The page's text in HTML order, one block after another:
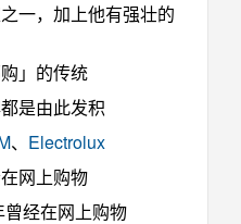
一，加上他有强壮的
」的传统
是由此发积
、 Electrolux
网上购物
经在网上购物